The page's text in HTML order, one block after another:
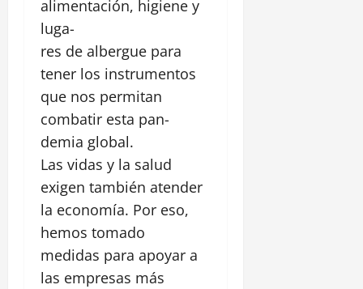
alimentación, higiene y
luga-
res de albergue para
tener los instrumentos
que nos permitan
combatir esta pan-
demia global.
Las vidas y la salud
exigen también atender
la economía. Por eso,
hemos tomado
medidas para apoyar a
las empresas más